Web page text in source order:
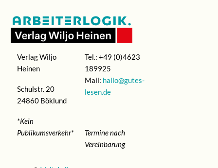
Verlag Wiljo
Heinen
Schulstr. 20
24860 Böklund
*Kein
Publikumsverkehr*
Tel.: +49 (0)4623
189925
Mail: hallo@gutes-
lesen.de
Termine nach
Vereinbarung